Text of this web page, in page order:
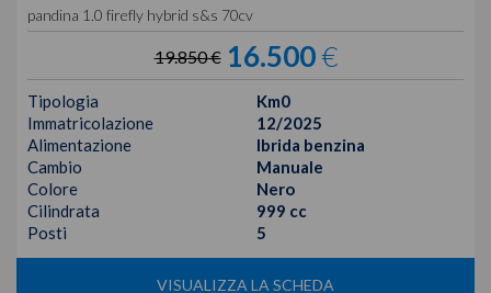
pandina 1.0 firefly hybrid s&s 70cv
19.850 € 16.500€
Tipologia
Km0
Immatricolazione
12/2025
Alimentazione
Ibrida benzina
Cambio
Manuale
Colore
Nero
Cilindrata
999 cc
Posti
5
VISUALIZZA LA SCHEDA